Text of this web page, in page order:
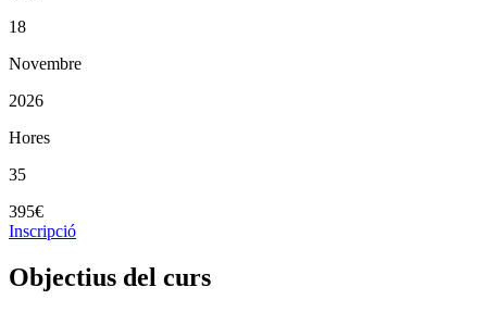
18
Novembre
2026
Hores
35
395€
Inscripció
Objectius del curs